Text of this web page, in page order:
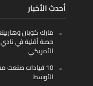
أحدث الأخبار
مارك كوبان
حصة أقلية في نادي
الأمريكي
10 قيادات
الأوسط